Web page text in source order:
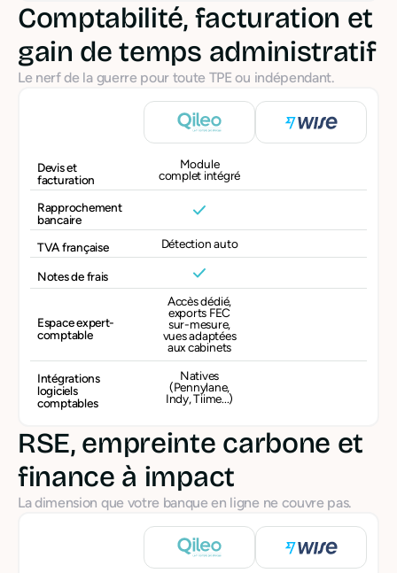
Comptabilité, facturation et
gain de temps administratif
Le nerf de la guerre pour toute TPE ou indépendant.
Devis et
facturation
Module
complet intégré
Rapprochement
bancaire
TVA française
Détection auto
Notes de frais
Espace expert-
comptable
Accès dédié,
exports FEC
sur-mesure,
vues adaptées
aux cabinets
Intégrations
logiciels
comptables
Natives
(Pennylane,
Indy, Tiime...)
RSE, empreinte carbone et
finance à impact
La dimension que votre banque en ligne ne couvre pas.